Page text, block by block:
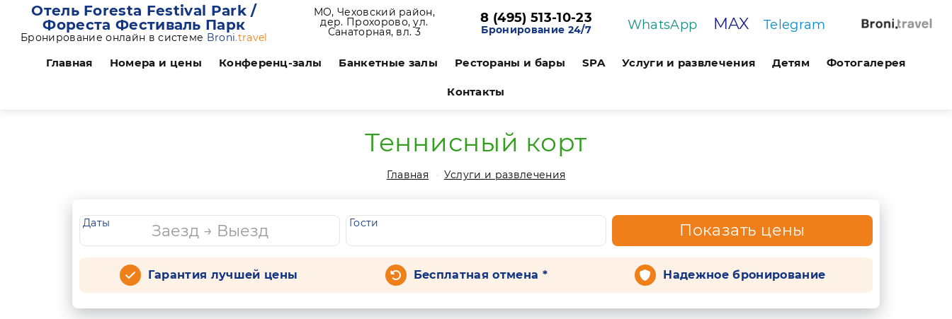
Отель Foresta Festival Park /
Фореста Фестиваль Парк
Бронирование онлайн в системе Broni.travel
МО, Чеховский район,
дер. Прохорово, ул.
Санаторная, вл. 3
8 (495) 513-10-23
Бронирование 24/7 WhatsApp MAX Telegram
Главная Номера и цены Конференц-залы Банкетные залы Рестораны и бары SPA Услуги и развлечения Детям Фотогалерея
Контакты
Теннисный корт
Главная Услуги и развлечения
Даты Гости Показать цены
Гарантия лучшей цены Бесплатная отмена * Надежное бронирование